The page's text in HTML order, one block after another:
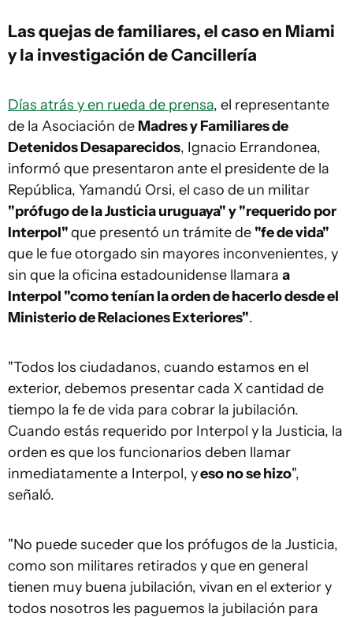
Las quejas de familiares, el caso en Miami
y la investigación de Cancillería
Días atrás y en rueda de prensa, el representante
de la Asociación de Madres y Familiares de
Detenidos Desaparecidos, Ignacio Errandonea,
informó que presentaron ante el presidente de la
República, Yamandú Orsi, el caso de un militar
"prófugo de la Justicia uruguaya" y "requerido por
Interpol"que presentó un trámite de "fe de vida"
que le fue otorgado sin mayores inconvenientes, y
sin que la oficina estadounidense llamara a
Interpol "como tenían la orden de hacerlo desde el
Ministerio de Relaciones Exteriores".
"Todos los ciudadanos, cuando estamos en el
exterior, debemos presentar cada X cantidad de
tiempo la fe de vida para cobrar la jubilación.
Cuando estás requerido por Interpol y la Justicia, la
orden es que los funcionarios deben llamar
inmediatamente a Interpol, yeso no se hizo",
señaló.
"No puede suceder que los prófugos de la Justicia,
como son militares retirados y que en general
tienen muy buena jubilación, vivan en el exterior y
todos nosotros les paguemos la jubilación para